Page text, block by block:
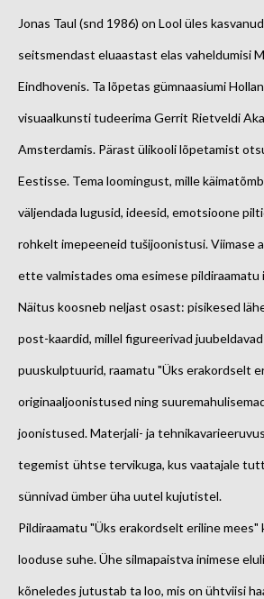
Jonas Taul (snd 1986) on Lool üles
seitsmendast eluaastast elas vaheldumisi
Eindhovenis. Ta lõpetas gümnaasiumi
visuaalkunsti tudeerima Gerrit Rietveldi
Amsterdamis. Pärast ülikooli lõpetamist
Eestisse. Tema loomingust, mille
väljendada lugusid, ideesid, emotsioone
rohkelt imepeeneid tušijoonistusi. Viimase
ette valmistades oma esimese pildiraamatu
Näitus koosneb neljast osast: pisikesed
post-kaardid, millel figureerivad
puuskulptuurid, raamatu "Üks erakordselt
originaaljoonistused ning
joonistused. Materjali- ja
tegemist ühtse tervikuga, kus vaatajale
sünnivad ümber üha uutel kujutistel.
Pildiraamatu "Üks erakordselt eriline mees"
looduse suhe. Ühe silmapaistva inimese
kõneledes jutustab ta loo, mis on ühtviisi